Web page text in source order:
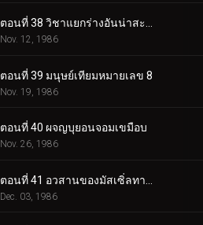
Nov. 12, 1986
ตอนที่ 39 มนุษย์เทียมหมายเลข 8
Nov. 19, 1986
ตอนที่ 40 ผจญบุยอนจอมเขมือบ
Nov. 26, 1986
Dec. 03, 1986